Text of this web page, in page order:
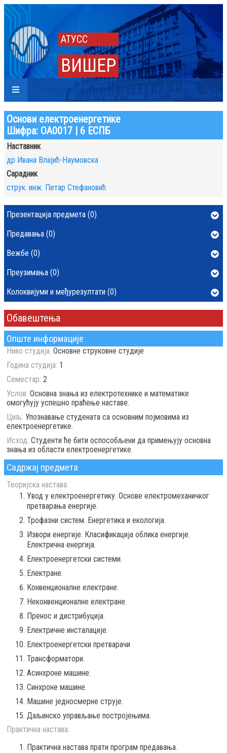
АТУСС
ВИШЕР
Основи електроенергетике
Шифра: ОА0017 | 6 ЕСПБ
Опште информације
Ниво студија: Основне струковне студије
Година студија: 1
Семестар: 2
Услов: Основна знања из електротехнике и математике
омогућују успешно праћење наставе.
Циљ: Упознавање студената са основним појмовима из
електроенергетике.
Исход: Студенти ће бити оспособљени да примењују основна
знања из области електроенергетике.
Садржај предмета
Теоријска настава:
Увод у електроенергетику. Основе електромеханичког
претварања енергије.
Трофазни систем. Енергетика и екологија.
Извори енергије. Класификација облика енергије.
Електрична енергија.
Електроенергетски системи.
Електране.
Конвенционалне електране.
Неконвенционалне електране.
Пренос и дистрибуција.
Електричне инсталације.
Електроенергетски претварачи
Трансформатори.
Асинхроне машине.
Синхроне машине.
Машине једносмерне струје.
Даљинско управљање постројењима.
Практична настава:
Практична настава прати програм предавања.
Наставник
др Ивана Влајић-Наумовска
Сарадник
струк. инж. Петар Стефановић
Презентација предмета (0)
Предавања (0)
Вежбе (0)
Преузимања (0)
Колоквијуми и међурезултати (0)
Обавештења